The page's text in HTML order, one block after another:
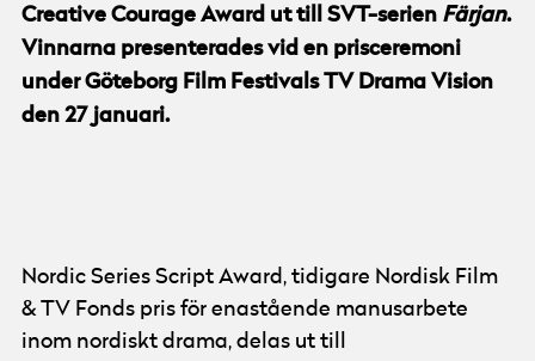
Creative Courage Award ut till SVT-serien Färjan.
Vinnarna presenterades vid en prisceremoni
under Göteborg Film Festivals TV Drama Vision
den 27 januari.
Nordic Series Script Award, tidigare Nordisk Film
& TV Fonds pris för enastående manusarbete
inom nordiskt drama, delas ut till